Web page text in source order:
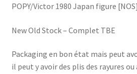
POPY/Victor 1980 Japan figure [NOS]
New Old Stock – Complet TBE
Packaging en bon état mais peut
il peut y avoir des plis des rayures